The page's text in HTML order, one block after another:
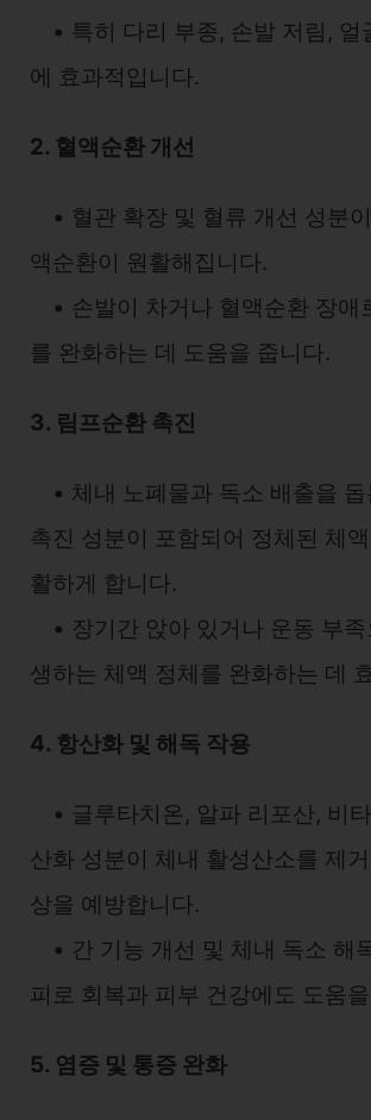
• 특히 다리 부종, 손발 저림, 얼
에 효과적입니다.
2. 혈액순환 개선
• 혈관 확장 및 혈류 개선 성분
액순환이 원활해집니다.
• 손발이 차거나 혈액순환 장애
를 완화하는 데 도움을 줍니다.
3. 림프순환 촉진
• 체내 노폐물과 독소 배출을 돕
촉진 성분이 포함되어 정체된 체
활하게 합니다.
• 장기간 앉아 있거나 운동 부족
생하는 체액 정체를 완화하는 데
4. 항산화 및 해독 작용
• 글루타치온, 알파 리포산, 비
산화 성분이 체내 활성산소를 제
상을 예방합니다.
• 간 기능 개선 및 체내 독소 해
피로 회복과 피부 건강에도 도움
5. 염증 및 통증 완화